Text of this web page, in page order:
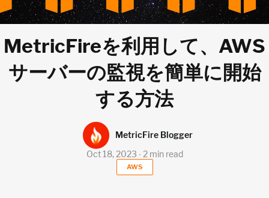
MetricFireを利用して、AWS
サーバーの監視を簡単に開始
する方法
AWS
Oct 18, 2023 ∙ 2 min read
MetricFire Blogger